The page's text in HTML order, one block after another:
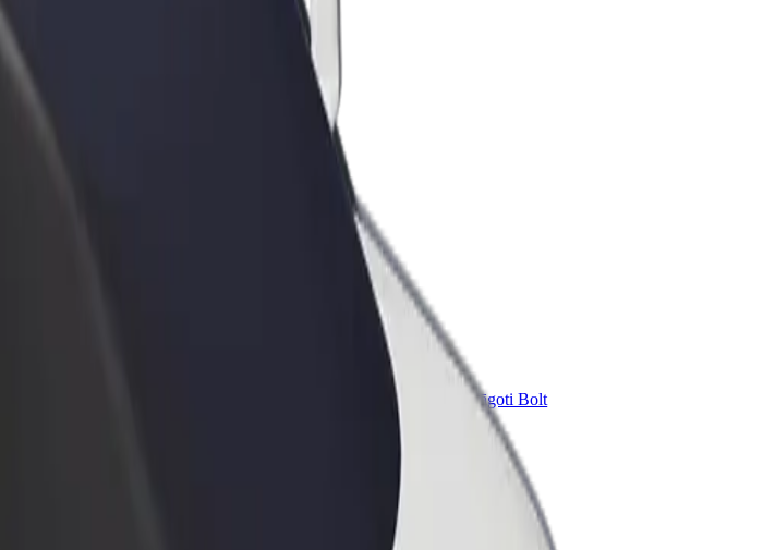
Bolt for Business
Tavam uzņēmumam pielāgoti Bolt